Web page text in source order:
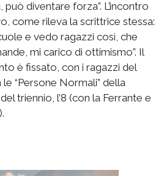
diventare forza”. L’incontro
come rileva la scrittrice stessa:
e vedo ragazzi così, che
mi carico di ottimismo”. Il
è fissato, con i ragazzi del
“Persone Normali” della
triennio, l’8 (con la Ferrante e